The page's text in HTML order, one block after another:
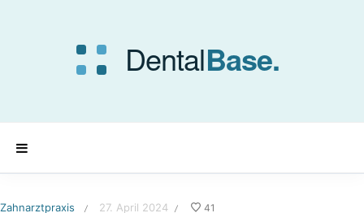
Zahnarztpraxis / 27. April 2024 / 41